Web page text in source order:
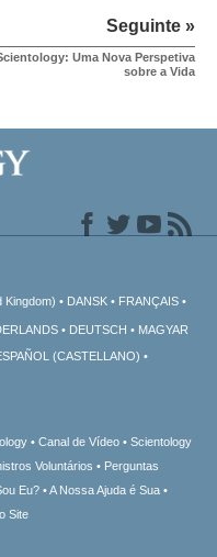
Seguinte »
Uma Nova Perspetiva
sobre a Vida
Kingdom) DANSK FRANÇAIS
DEUTSCH
MAGYAR
(CASTELLANO)
Canal de Vídeo
Scientology
Voluntários
Perguntas
Eu?
A Nossa Ajuda é Sua
Site